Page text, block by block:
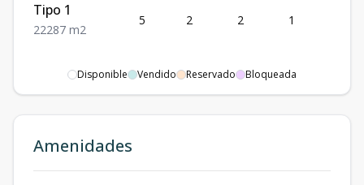
Tipo 1
22287 m2
5 2 2 1
Disponible Vendido Reservado Bloqueada
Amenidades